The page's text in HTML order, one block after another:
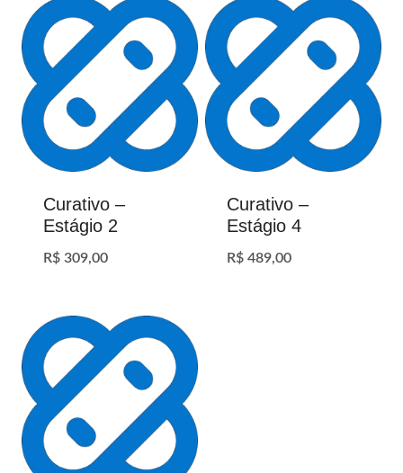
Curativo –
Estágio 2
R$ 309,00
Curativo –
Estágio 4
R$ 489,00